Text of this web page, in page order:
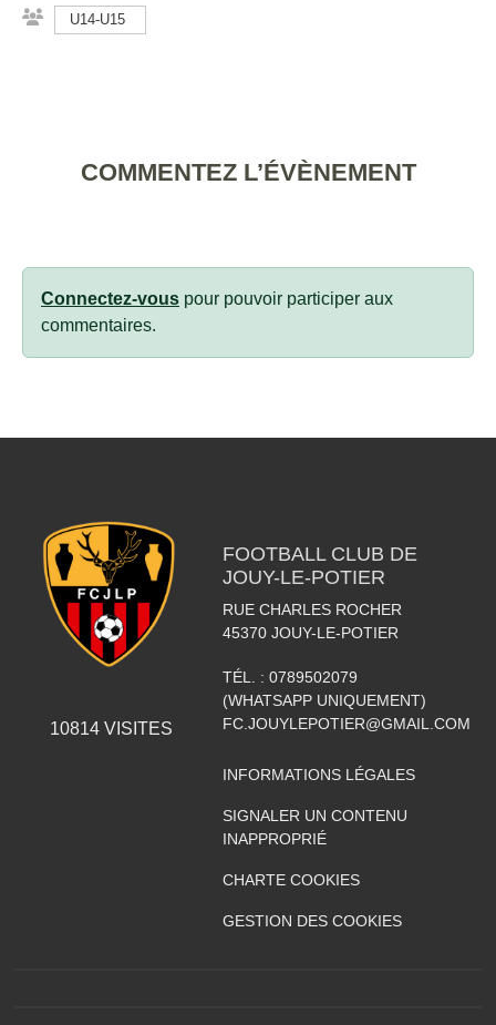
U14-U15
COMMENTEZ L’ÉVÈNEMENT
Connectez-vous pour pouvoir participer aux
commentaires.
10814VISITES
FOOTBALL CLUB DE
JOUY-LE-POTIER
RUE CHARLES ROCHER
45370 JOUY-LE-POTIER
TÉL. : 0789502079
(WHATSAPP UNIQUEMENT)
FC.JOUYLEPOTIER@GMAIL.COM
INFORMATIONS LÉGALES
SIGNALER UN CONTENU
INAPPROPRIÉ
CHARTE COOKIES
GESTION DES COOKIES